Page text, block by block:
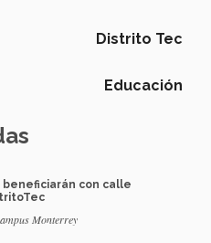
Distrito Tec
Educación
beneficiarán con calle
Monterrey